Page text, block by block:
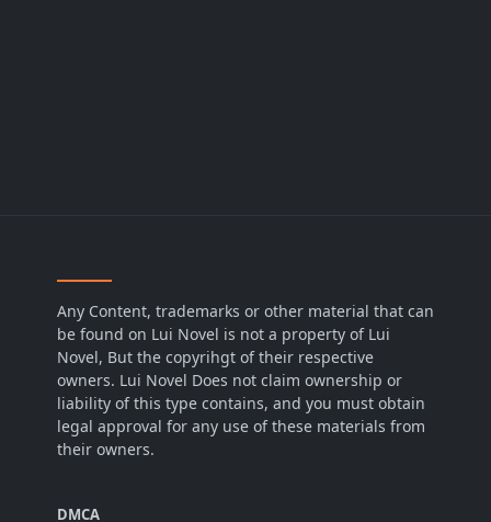
Any Content, trademarks or other material that can
be found on Lui Novel is not a property of Lui
Novel, But the copyrihgt of their respective
owners. Lui Novel Does not claim ownership or
liability of this type contains, and you must obtain
legal approval for any use of these materials from
their owners.
DMCA